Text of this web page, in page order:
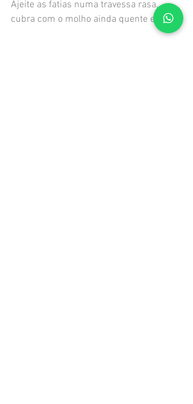
Ajeite as fatias numa travessa rasa,
cubra com o molho ainda quente e sirva.